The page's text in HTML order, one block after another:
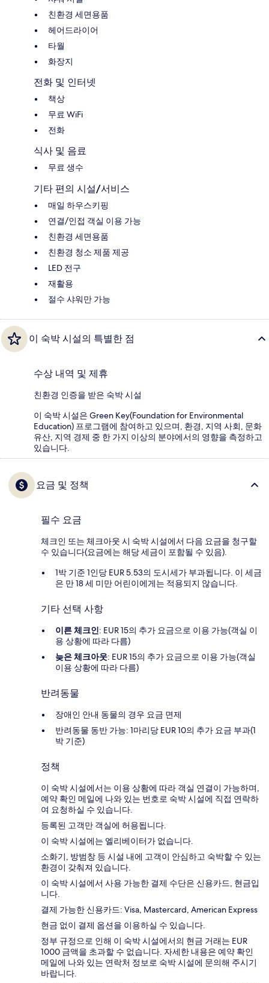
친환경 세면용품
헤어드라이어
타월
화장지
전화 및 인터넷
책상
무료 WiFi
전화
식사 및 음료
무료 생수
기타 편의 시설/서비스
매일 하우스키핑
연결/인접 객실 이용 가능
친환경 세면용품
친환경 청소 제품 제공
LED 전구
재활용
절수 샤워만 가능
이 숙박 시설의 특별한 점
수상 내역 및 제휴
친환경 인증을 받은 숙박 시설
이 숙박 시설은 Green Key(Foundation for Environmental
Education) 프로그램에 참여하고 있으며, 환경, 지역 사회, 문화
유산, 지역 경제 중 한 가지 이상의 분야에서의 영향을 측정하고
있습니다.
요금 및 정책
필수 요금
체크인 또는 체크아웃 시 숙박 시설에서 다음 요금을 청구할
수 있습니다(요금에는 해당 세금이 포함될 수 있음).
1박 기준 1인당 EUR 5.53의 도시세가 부과됩니다. 이 세금
은 만 18 세 미만 어린이에게는 적용되지 않습니다.
기타 선택 사항
이른 체크인: EUR 15의 추가 요금으로 이용 가능(객실 이
용 상황에 따라 다름)
늦은 체크아웃: EUR 15의 추가 요금으로 이용 가능(객실
이용 상황에 따라 다름)
반려동물
장애인 안내 동물의 경우 요금 면제
반려동물 동반 가능: 1마리당 EUR 10의 추가 요금 부과(1
박 기준)
정책
이 숙박 시설에서는 이용 상황에 따라 객실 연결이 가능하며,
예약 확인 메일에 나와 있는 번호로 숙박 시설에 직접 연락하
여 요청하실 수 있습니다.
등록된 고객만 객실에 허용됩니다.
이 숙박 시설에는 엘리베이터가 없습니다.
소화기, 방범창 등 시설 내에 고객이 안심하고 숙박할 수 있는
환경이 갖춰져 있습니다.
이 숙박 시설에서 사용 가능한 결제 수단은 신용카드, 현금입
니다.
결제 가능한 신용카드: Visa, Mastercard, American Express
현금 없이 결제 옵션을 이용하실 수 있습니다.
정부 규정으로 인해 이 숙박 시설에서의 현금 거래는 EUR
1000 금액을 초과할 수 없습니다. 자세한 내용은 예약 확인
메일에 나와 있는 연락처 정보로 숙박 시설에 문의해 주시기
바랍니다.